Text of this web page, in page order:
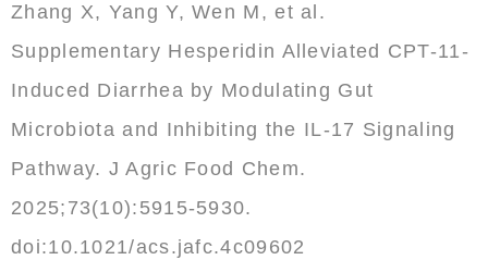
Zhang X, Yang Y, Wen M, et al.
Supplementary Hesperidin Alleviated CPT-11-
Induced Diarrhea by Modulating Gut
Microbiota and Inhibiting the IL-17 Signaling
Pathway. J Agric Food Chem.
2025;73(10):5915-5930.
doi:10.1021/acs.jafc.4c09602